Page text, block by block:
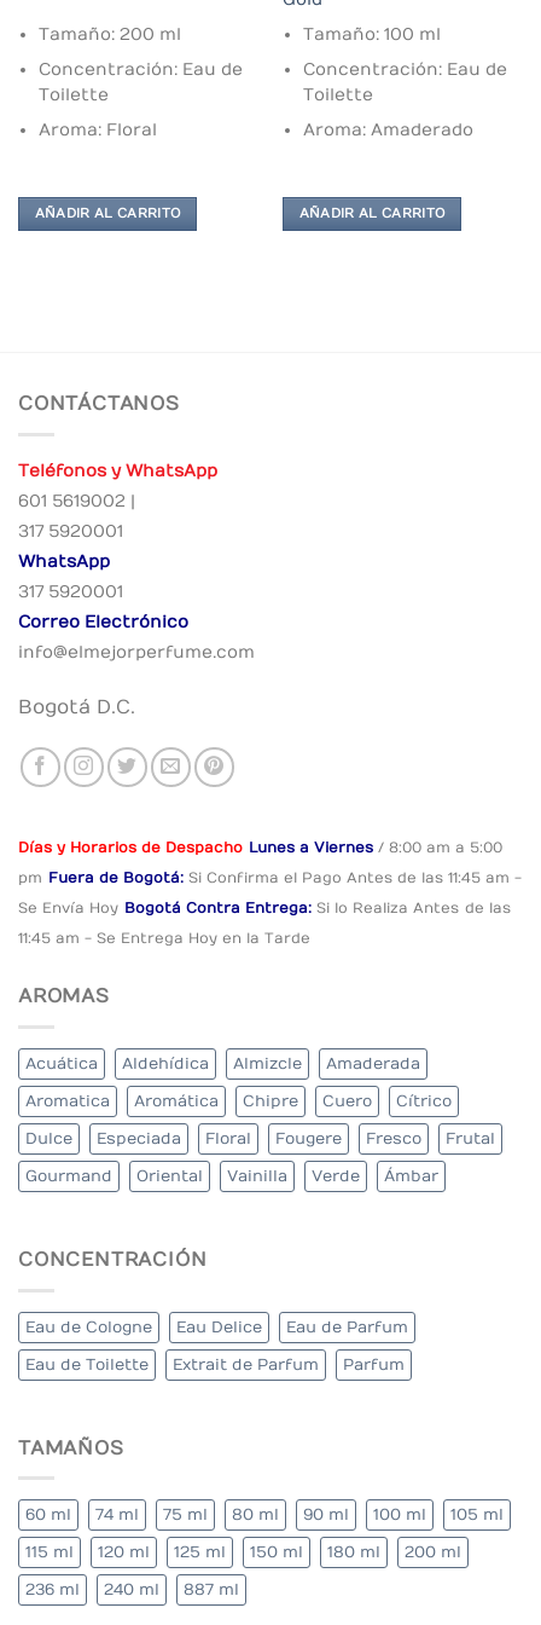
Tamaño: 200 ml
Concentración: Eau de
Toilette
Aroma: Floral
AÑADIR AL CARRITO
Tamaño: 100 ml
Concentración: Eau de
Toilette
Aroma: Amaderado
AÑADIR AL CARRITO
CONTÁCTANOS
Teléfonos y WhatsApp
601 5619002 |
317 5920001
WhatsApp
317 5920001
Correo Electrónico
info@elmejorperfume.com
Bogotá D.C.
Días y Horarios de Despacho Lunes a Viernes / 8:00 am a 5:00
pm Fuera de Bogotá: Si Confirma el Pago Antes de las 11:45 am -
Se Envía Hoy Bogotá Contra Entrega: Si lo Realiza Antes de las
11:45 am - Se Entrega Hoy en la Tarde
AROMAS
Acuática Aldehídica Almizcle Amaderada
Aromatica Aromática Chipre Cuero Cítrico
Dulce Especiada Floral Fougere Fresco Frutal
Gourmand Oriental Vainilla Verde Ámbar
CONCENTRACIÓN
Eau de Cologne Eau Delice Eau de Parfum
Eau de Toilette Extrait de Parfum Parfum
TAMAÑOS
60 ml 74 ml 75 ml 80 ml 90 ml 100 ml 105 ml
115 ml 120 ml 125 ml 150 ml 180 ml 200 ml
236 ml 240 ml 887 ml